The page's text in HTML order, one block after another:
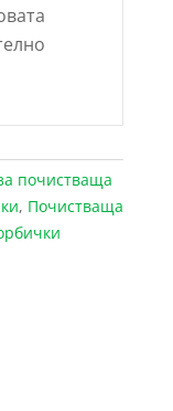
почистваща
, Почистваща